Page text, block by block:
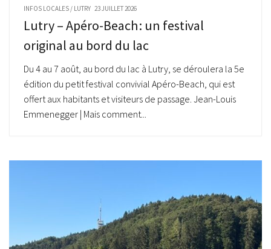
INFOS LOCALES / LUTRY 23 JUILLET 2026
Lutry – Apéro-Beach : un festival
original au bord du lac
Du 4 au 7 août, au bord du lac à Lutry, se déroulera la 5e
édition du petit festival convivial Apéro-Beach, qui est
offert aux habitants et visiteurs de passage. Jean-Louis
Emmenegger | Mais comment...